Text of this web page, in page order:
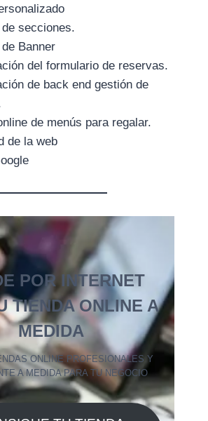
secciones.
Banner
del formulario de reservas.
de back end gestión de
de menús para regalar.
de la web
POR INTERNET
TIENDA ONLINE A
MEDIDA
ONLINE PROFESIONALES Y
A MEDIDA PARA TU NEGOCIO